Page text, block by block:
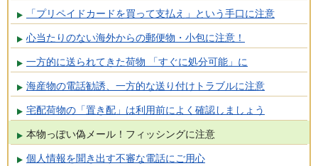
「プリペイドカードを買って支払え」という手口に注意
心当たりのない海外からの郵便物・小包に注意！
一方的に送られてきた荷物 「すぐに処分可能」に
海産物の電話勧誘、一方的な送り付けトラブルに注意
宅配荷物の「置き配」は利用前によく確認しましょう
本物っぽい偽メール！フィッシングに注意
個人情報を聞き出す不審な電話にご用心